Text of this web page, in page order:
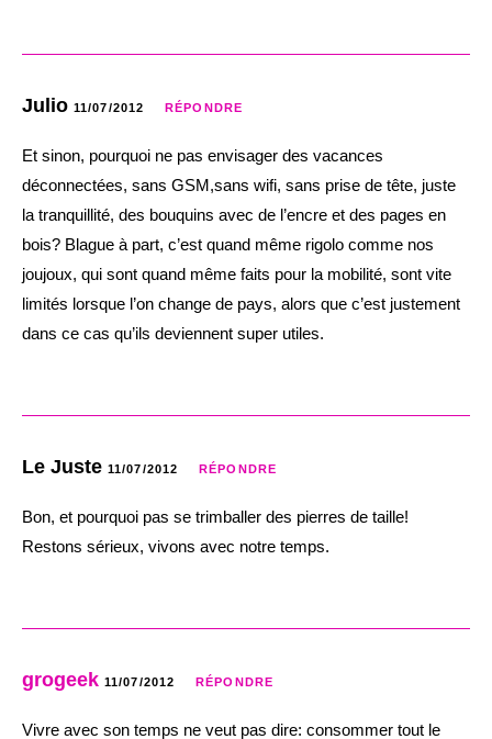
Julio 11/07/2012 RÉPONDRE
Et sinon, pourquoi ne pas envisager des vacances
déconnectées, sans GSM,sans wifi, sans prise de tête, juste
la tranquillité, des bouquins avec de l’encre et des pages en
bois? Blague à part, c’est quand même rigolo comme nos
joujoux, qui sont quand même faits pour la mobilité, sont vite
limités lorsque l’on change de pays, alors que c’est justement
dans ce cas qu’ils deviennent super utiles.
Le Juste 11/07/2012 RÉPONDRE
Bon, et pourquoi pas se trimballer des pierres de taille!
Restons sérieux, vivons avec notre temps.
grogeek 11/07/2012 RÉPONDRE
Vivre avec son temps ne veut pas dire: consommer tout le